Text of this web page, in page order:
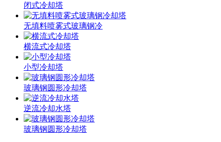
闭式冷却塔
无填料喷雾式玻璃钢冷
横流式冷却塔
小型冷却塔
玻璃钢圆形冷却塔
逆流冷却水塔
玻璃钢圆形冷却塔